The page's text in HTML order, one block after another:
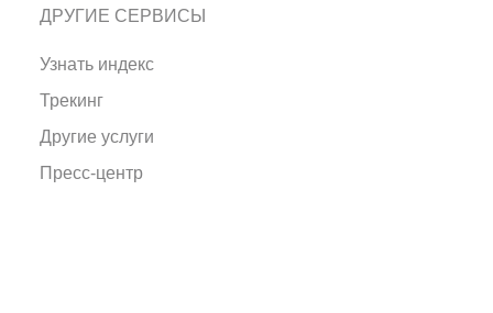
ДРУГИЕ СЕРВИСЫ
Узнать индекс
Трекинг
Другие услуги
Пресс-центр